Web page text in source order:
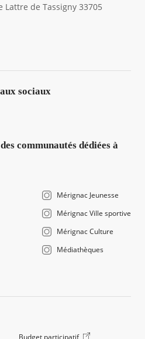
de Tassigny 33705
sociaux
communautés dédiées à
Mérignac Jeunesse
Mérignac Ville sportive
Mérignac Culture
Médiathèques